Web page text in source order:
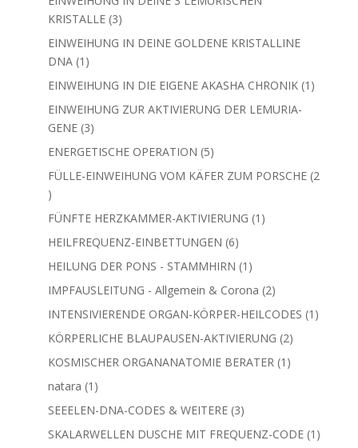
KRISTALLE 33
Produkte
EINWEIHUNG IN DEINE GOLDENE KRISTALLINE
DNA 1 1
Produkt
EINWEIHUNG IN DIE EIGENE AKASHA CHRONIK 1 1
EINWEIHUNG ZUR AKTIVIERUNG DER LEMURIA-
GENE 33
Produkte
ENERGETISCHE OPERATION 55
Produkte
FÜLLE-EINWEIHUNG VOM KÄFER ZUM PORSCHE 2
2
Produkte
FÜNFTE HERZKAMMER-AKTIVIERUNG 1 1
HEILFREQUENZ-EINBETTUNGEN 66
Produkte
HEILUNG DER PONS - STAMMHIRN 1 1
Produkt
IMPFAUSLEITUNG - Allgemein & Corona 22
Produkte
INTENSIVIERENDE ORGAN-KÖRPER-HEILCODES 1 1
KÖRPERLICHE BLAUPAUSEN-AKTIVIERUNG 22
Produkte
KOSMISCHER ORGANANATOMIE BERATER 1 1
natara 1 1
Produkt
SEEELEN-DNA-CODES & WEITERE 33
Produkte
SKALARWELLEN DUSCHE MIT FREQUENZ-CODE 1 1